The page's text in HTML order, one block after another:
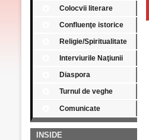
Colocvii literare
Confluenţe istorice
Religie/Spiritualitate
Interviurile Naţiunii
Diaspora
Turnul de veghe
Comunicate
INSIDE